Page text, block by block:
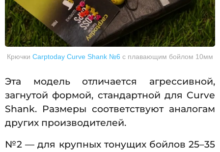
Крючки Carptoday Curve Shank №6 c плавающим бойлом 10мм
Эта модель отличается агрессивной,
загнутой формой, стандартной для Curve
Shank. Размеры соответствуют аналогам
других производителей.
№2 — для крупных тонущих бойлов 25–35